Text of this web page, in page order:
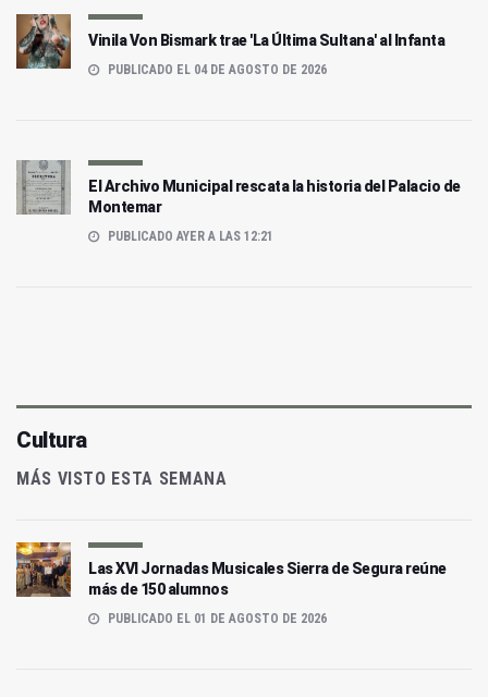
Vinila Von Bismark trae 'La Última Sultana' al Infanta
PUBLICADO EL 04 DE AGOSTO DE 2026
El Archivo Municipal rescata la historia del Palacio de
Montemar
PUBLICADO AYER A LAS 12:21
Cultura
MÁS VISTO ESTA SEMANA
Las XVI Jornadas Musicales Sierra de Segura reúne
más de 150 alumnos
PUBLICADO EL 01 DE AGOSTO DE 2026